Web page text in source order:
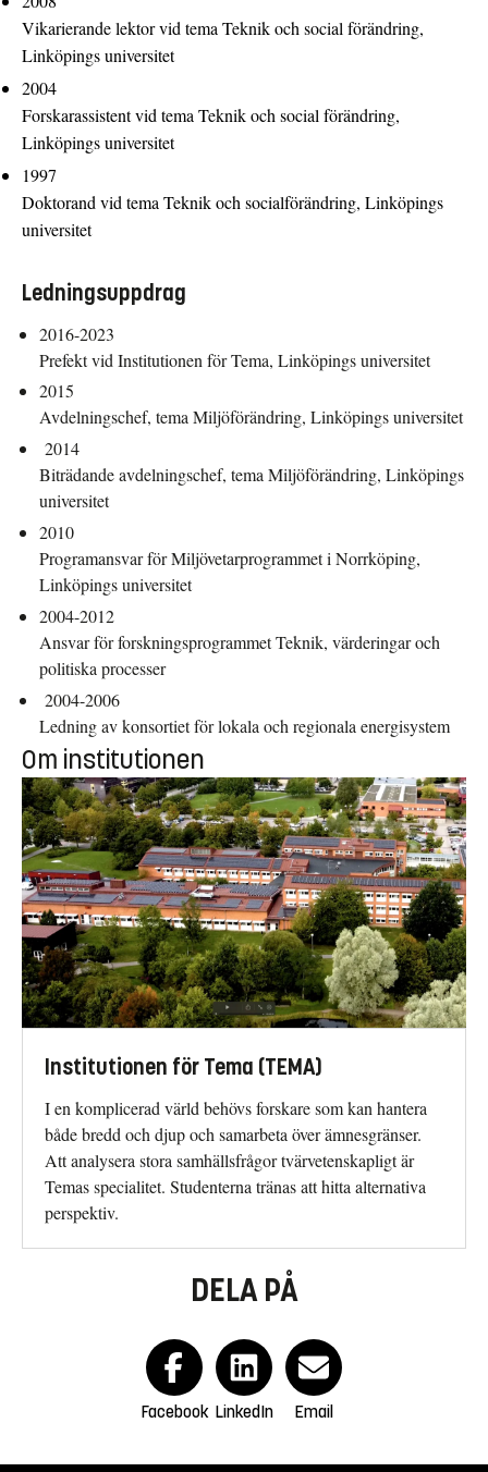
Vikarierande lektor vid tema Teknik och social förändring,
Linköpings universitet
2004
Forskarassistent vid tema Teknik och social förändring,
Linköpings universitet
1997
Doktorand vid tema Teknik och socialförändring, Linköpings
universitet
Ledningsuppdrag
2016-2023
Prefekt vid Institutionen för Tema, Linköpings universitet
2015
Avdelningschef, tema Miljöförändring, Linköpings universitet
2014
Biträdande avdelningschef, tema Miljöförändring, Linköpings
universitet
2010
Programansvar för Miljövetarprogrammet i Norrköping,
Linköpings universitet
2004-2012
Ansvar för forskningsprogrammet Teknik, värderingar och
politiska processer
2004-2006
Ledning av konsortiet för lokala och regionala energisystem
Om institutionen
Institutionen för Tema (TEMA)
I en komplicerad värld behövs forskare som kan hantera
både bredd och djup och samarbeta över ämnesgränser.
Att analysera stora samhällsfrågor tvärvetenskapligt är
Temas specialitet. Studenterna tränas att hitta alternativa
perspektiv.
DELA PÅ
Facebook LinkedIn Email